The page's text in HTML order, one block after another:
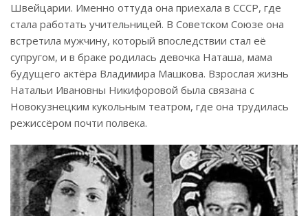
Швейцарии. Именно оттуда она приехала в СССР, где
стала работать учительницей. В Советском Союзе она
встретила мужчину, который впоследствии стал её
супругом, и в браке родилась девочка Наташа, мама
будущего актёра Владимира Машкова. Взрослая жизнь
Натальи Ивановны Никифоровой была связана с
Новокузнецким кукольным театром, где она трудилась
режиссёром почти полвека.